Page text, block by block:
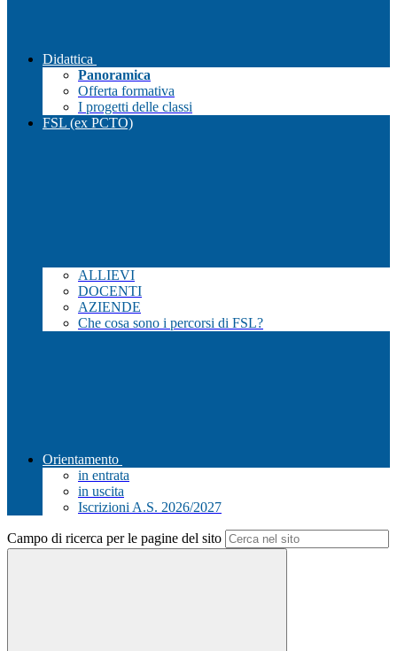
Didattica
Panoramica
Offerta formativa
I progetti delle classi
FSL (ex PCTO)
ALLIEVI
DOCENTI
AZIENDE
Che cosa sono i percorsi di FSL?
Orientamento
in entrata
in uscita
Iscrizioni A.S. 2026/2027
Campo di ricerca per le pagine del sito